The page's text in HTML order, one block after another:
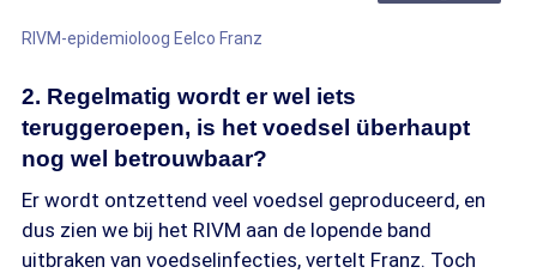
RIVM-epidemioloog Eelco Franz
2. Regelmatig wordt er wel iets
teruggeroepen, is het voedsel überhaupt
nog wel betrouwbaar?
Er wordt ontzettend veel voedsel geproduceerd, en
dus zien we bij het RIVM aan de lopende band
uitbraken van voedselinfecties, vertelt Franz. Toch